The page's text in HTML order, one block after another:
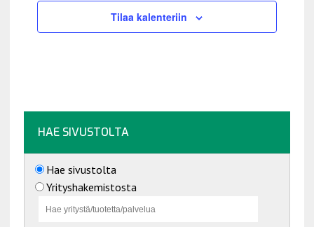
Tilaa kalenteriin
HAE SIVUSTOLTA
Hae sivustolta
Yrityshakemistosta